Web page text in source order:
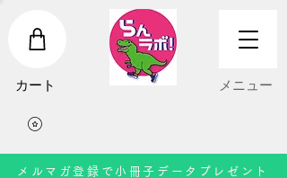
​カート ​メニュー
メルマガ登録で小冊子データプレゼント